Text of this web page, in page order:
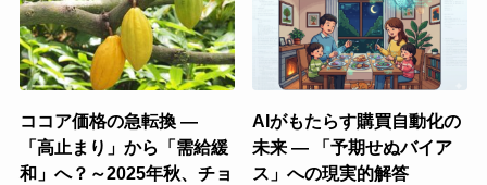
ココア価格の急転換 ―
「高止まり」から「需給緩
和」へ？～2025年秋、チョ
AIがもたらす購買自動化の
未来 ― 「予期せぬバイア
ス」への現実的解答